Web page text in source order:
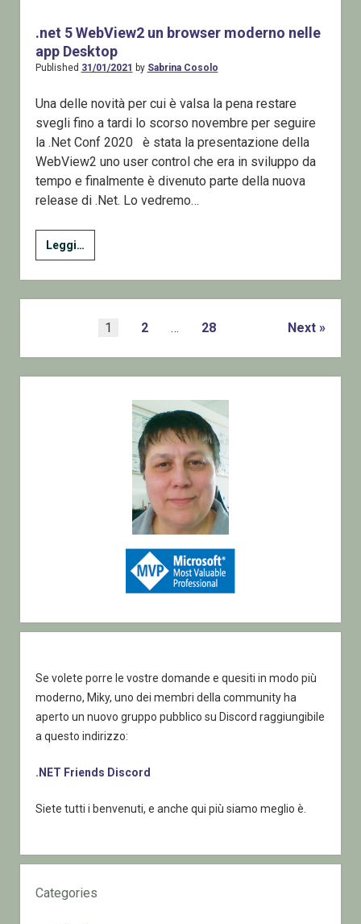
.net 5 WebView2 un browser moderno nelle
app Desktop
Published 31/01/2021 by Sabrina Cosolo
Una delle novità per cui è valsa la pena restare
svegli fino a tardi lo scorso novembre per seguire
la .Net Conf 2020 è stata la presentazione della
WebView2 uno user control che era in sviluppo da
tempo e finalmente è divenuto parte della nuova
release di .Net. Lo vedremo…
Leggi…
5
WebView2
un
browser
nelle
app
1 2 … 28 Next
Se volete porre le vostre domande e quesiti in modo più
moderno, Miky, uno dei membri della community ha
aperto un nuovo gruppo pubblico su Discord raggiungibile
a questo indirizzo:
.NET Friends Discord
Siete tutti i benvenuti, e anche qui più siamo meglio è.
Categories